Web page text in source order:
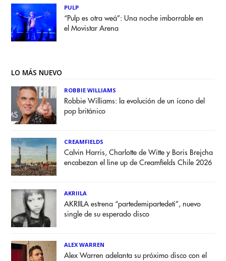
PULP
“Pulp es otra weá”: Una noche imborrable en
el Movistar Arena
LO MÁS NUEVO
ROBBIE WILLIAMS
Robbie Williams: la evolución de un ícono del
pop británico
CREAMFIELDS
Calvin Harris, Charlotte de Witte y Boris Brejcha
encabezan el line up de Creamfields Chile 2026
AKRIILA
AKRIILA estrena “partedemipartedeti”, nuevo
single de su esperado disco
ALEX WARREN
Alex Warren adelanta su próximo disco con el